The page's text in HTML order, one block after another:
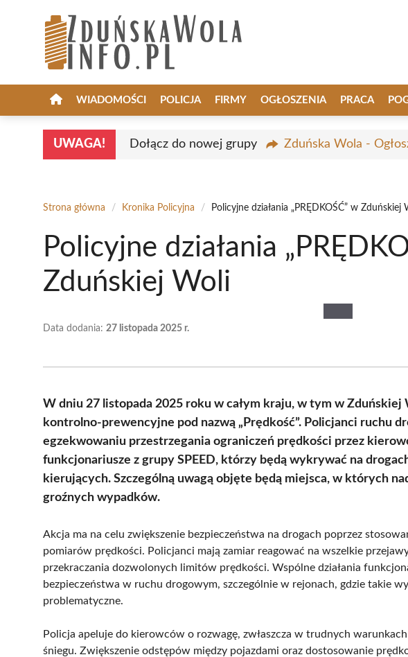
WIADOMOŚCI POLICJA FIRMY OGŁOSZENIA PRACA
UWAGA! Dołącz do nowej grupy Zduńska Wola -
Strona główna / Kronika Policyjna / Policyjne działania „PRĘDKOŚĆ” w Zduńskiej
Policyjne działania
Zduńskiej Woli
Data dodania: 27 listopada 2025 r.
W dniu 27 listopada 2025 roku w całym kraju, w tym w Zduńskiej
kontrolno-prewencyjne pod nazwą „Prędkość”. Policjanci ruchu
egzekwowaniu przestrzegania ograniczeń prędkości przez
funkcjonariusze z grupy SPEED, którzy będą wykrywać na
kierujących. Szczególną uwagą objęte będą miejsca, w których
groźnych wypadków.
Akcja ma na celu zwiększenie bezpieczeństwa na drogach poprzez
pomiarów prędkości. Policjanci mają zamiar reagować na wszelkie
przekraczania dozwolonych limitów prędkości. Wspólne działania
bezpieczeństwa w ruchu drogowym, szczególnie w rejonach, gdzie takie
problematyczne.
Policja apeluje do kierowców o rozwagę, zwłaszcza w trudnych
śniegu. Zwiększenie odstępów między pojazdami oraz dostosowanie